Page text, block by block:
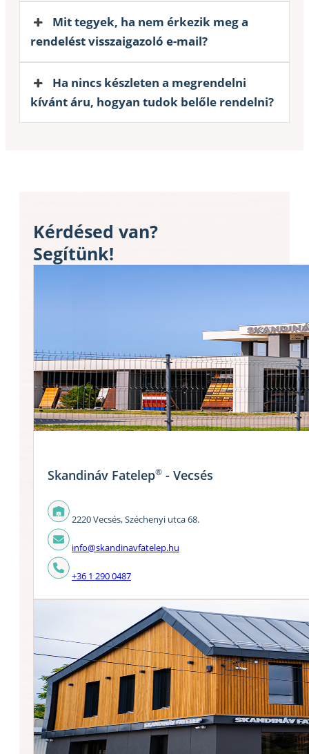
Mit tegyek, ha nem érkezik meg a
rendelést visszaigazoló e-mail?
Ha nincs készleten a megrendelni
kívánt áru, hogyan tudok belőle rendelni?
Kérdésed van?
Segítünk!
Skandináv Fatelep® - Vecsés
2220 Vecsés, Széchenyi utca 68.
info@skandinavfatelep.hu
+36 1 290 0487